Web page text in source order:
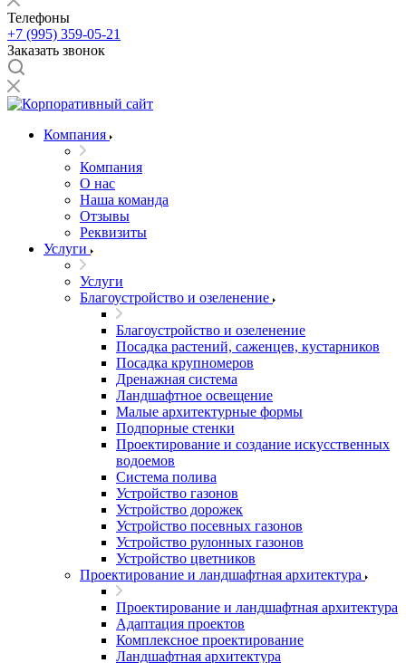
Телефоны
+7 (995) 359-05-21
Заказать звонок
Компания
Компания
О нас
Наша команда
Отзывы
Реквизиты
Услуги
Услуги
Благоустройство и озеленение
Благоустройство и озеленение
Посадка растений, саженцев, кустарников
Посадка крупномеров
Дренажная система
Ландшафтное освещение
Малые архитектурные формы
Подпорные стенки
Проектирование и создание искусственных
водоемов
Система полива
Устройство газонов
Устройство дорожек
Устройство посевных газонов
Устройство рулонных газонов
Устройство цветников
Проектирование и ландшафтная архитектура
Проектирование и ландшафтная архитектура
Адаптация проектов
Комплексное проектирование
Ландшафтная архитектура